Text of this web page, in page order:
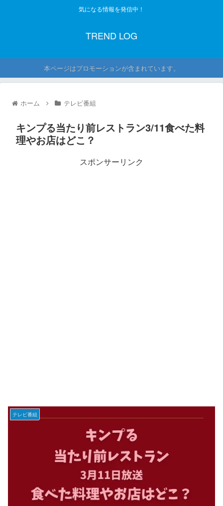
気になる情報を発信中！
TREND LOG
本ページはプロモーションが含まれています。
ホーム テレビ番組
キンプる当たり前レストラン3/11食べた料
理やお店はどこ？
スポンサーリンク
テレビ番組